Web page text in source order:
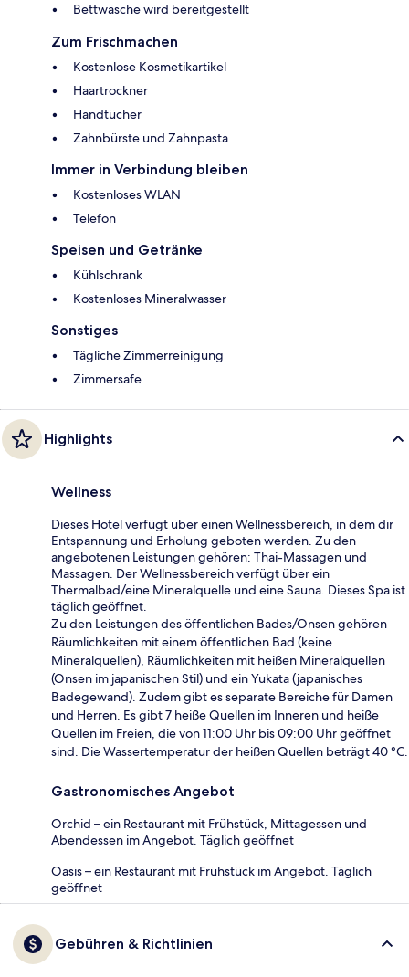
Bettwäsche wird bereitgestellt
Zum Frischmachen
Kostenlose Kosmetikartikel
Haartrockner
Handtücher
Zahnbürste und Zahnpasta
Immer in Verbindung bleiben
Kostenloses WLAN
Telefon
Speisen und Getränke
Kühlschrank
Kostenloses Mineralwasser
Sonstiges
Tägliche Zimmerreinigung
Zimmersafe
Highlights
Wellness
Dieses Hotel verfügt über einen Wellnessbereich, in dem dir
Entspannung und Erholung geboten werden. Zu den
angebotenen Leistungen gehören: Thai-Massagen und
Massagen. Der Wellnessbereich verfügt über ein
Thermalbad/eine Mineralquelle und eine Sauna. Dieses Spa ist
täglich geöffnet.
Zu den Leistungen des öffentlichen Bades/Onsen gehören
Räumlichkeiten mit einem öffentlichen Bad (keine
Mineralquellen), Räumlichkeiten mit heißen Mineralquellen
(Onsen im japanischen Stil) und ein Yukata (japanisches
Badegewand). Zudem gibt es separate Bereiche für Damen
und Herren. Es gibt 7 heiße Quellen im Inneren und heiße
Quellen im Freien, die von 11:00 Uhr bis 09:00 Uhr geöffnet
sind. Die Wassertemperatur der heißen Quellen beträgt 40 °C.
Gastronomisches Angebot
Orchid – ein Restaurant mit Frühstück, Mittagessen und
Abendessen im Angebot. Täglich geöffnet
Oasis – ein Restaurant mit Frühstück im Angebot. Täglich
geöffnet
Gebühren & Richtlinien